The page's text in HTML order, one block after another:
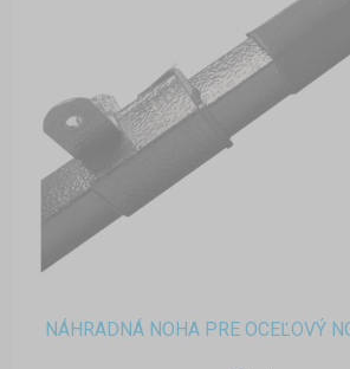
NÁHRADNÁ NOHA PRE OCEĽOVÝ